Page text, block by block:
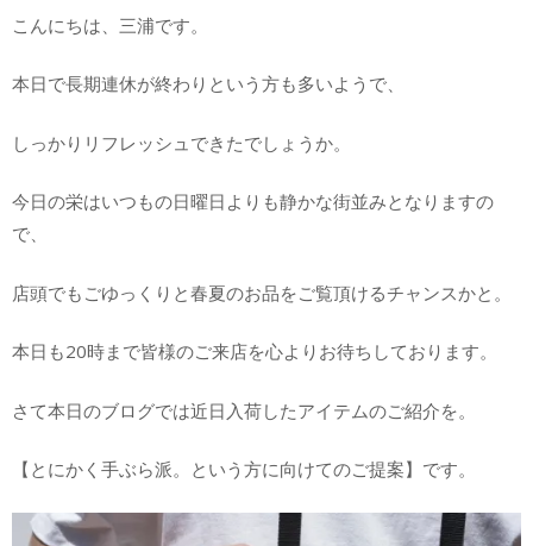
こんにちは、三浦です。
本日で長期連休が終わりという方も多いようで、
しっかりリフレッシュできたでしょうか。
今日の栄はいつもの日曜日よりも静かな街並みとなりますの
で、
店頭でもごゆっくりと春夏のお品をご覧頂けるチャンスかと。
本日も20時まで皆様のご来店を心よりお待ちしております。
さて本日のブログでは近日入荷したアイテムのご紹介を。
【とにかく手ぶら派。という方に向けてのご提案】です。